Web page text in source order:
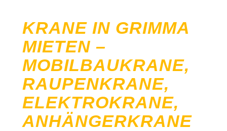
KRANE IN GRIMMA
MIETEN –
MOBILBAUKRANE,
RAUPENKRANE,
ELEKTROKRANE,
ANHÄNGERKRANE